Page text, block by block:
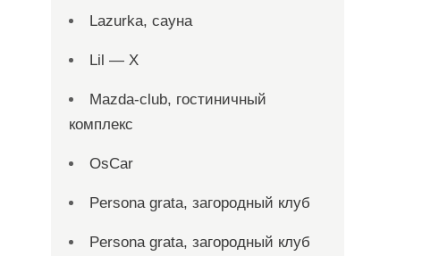
Lazurka, сауна
Lil — X
Mazda-club, гостиничный
комплекс
OsCar
Persona grata, загородный клуб
Persona grata, загородный клуб